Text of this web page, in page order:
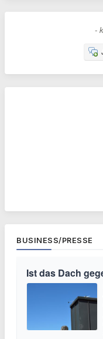
-
BUSINESS/PRESSE
Ist das Dach